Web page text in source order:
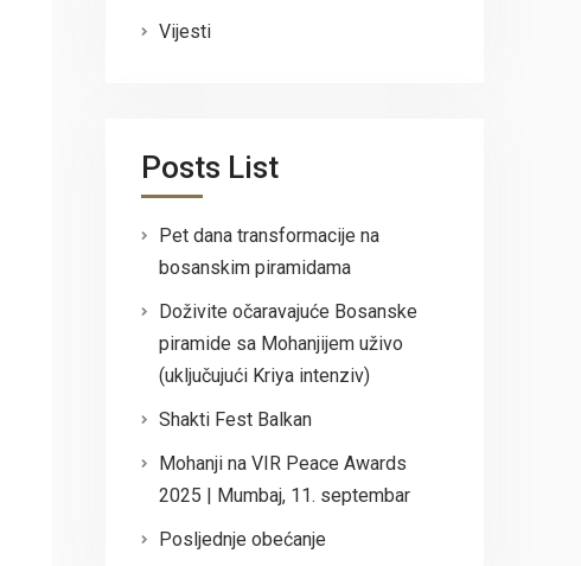
Vijesti
Posts List
Pet dana transformacije na
bosanskim piramidama
Doživite očaravajuće Bosanske
piramide sa Mohanjijem uživo
(uključujući Kriya intenziv)
Shakti Fest Balkan
Mohanji na VIR Peace Awards
2025 | Mumbaj, 11. septembar
Posljednje obećanje